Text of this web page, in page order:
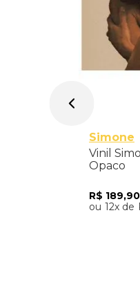
Simone
Vinil
Opaco
R$ 189,90
12